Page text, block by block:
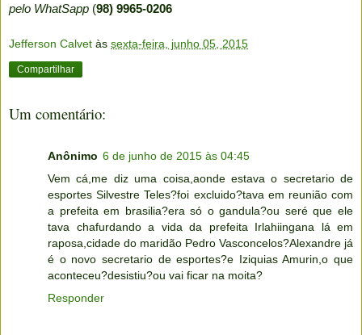
pelo WhatSapp (98) 9965-0206
Jefferson Calvet às sexta-feira, junho 05, 2015
Compartilhar
Um comentário:
Anônimo 6 de junho de 2015 às 04:45
Vem cá,me diz uma coisa,aonde estava o secretario de
esportes Silvestre Teles?foi excluido?tava em reunião com
a prefeita em brasilia?era só o gandula?ou seré que ele
tava chafurdando a vida da prefeita Irlahiingana lá em
raposa,cidade do maridão Pedro Vasconcelos?Alexandre já
é o novo secretario de esportes?e Iziquias Amurin,o que
aconteceu?desistiu?ou vai ficar na moita?
Responder